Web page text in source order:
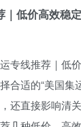
｜低价高效稳
专线推荐｜低
合适的“美国集
还直接影响清